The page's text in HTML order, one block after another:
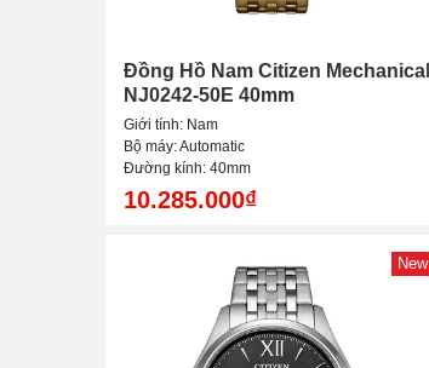
Đồng Hồ Nam Citizen Mechanical
NJ0242-50E 40mm
Giới tính: Nam
Bộ máy: Automatic
Đường kính: 40mm
10.285.000₫
New